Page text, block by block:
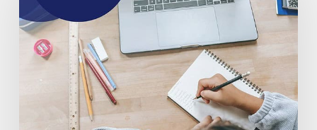
Inggris
Online
Gratis
Terbaik